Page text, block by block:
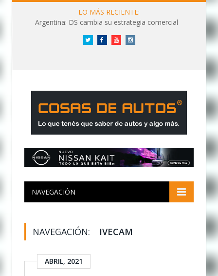
LO MÁS RECIENTE:
Argentina: DS cambia su estrategia comercial
Twitter FacebookYouTubeInstagram
NAVEGACIÓN
NAVEGACIÓN: IVECAM
ABRIL, 2021